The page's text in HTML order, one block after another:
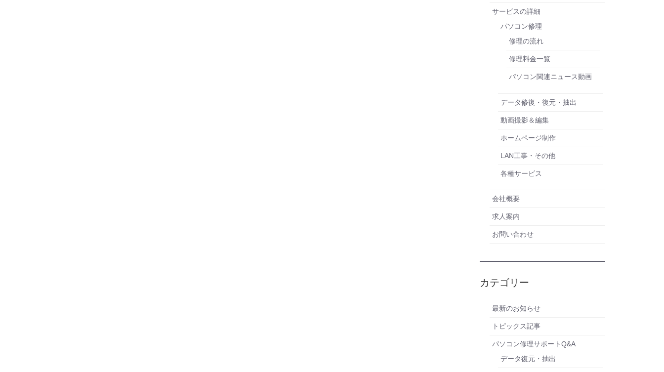
サービスの詳細
パソコン修理
修理の流れ
修理料金一覧
パソコン関連ニュース動画
データ修復・復元・抽出
動画撮影＆編集
ホームページ制作
LAN工事・その他
各種サービス
会社概要
求人案内
お問い合わせ
カテゴリー
最新のお知らせ
トピックス記事
パソコン修理サポートQ&A
データ復元・抽出